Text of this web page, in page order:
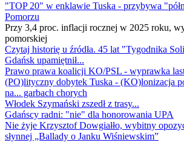
"TOP 20" w enklawie Tuska - przybywa
Pomorzu
Przy 3,4 proc. inflacji rocznej w 2025 roku,
pomorskiej
Czytaj historię u źródła. 45 lat "Tygodnika
Gdańsk upamiętnił...
Prawo prawa koalicji KO/PSL - wyprawka
(PO)lityczny dobytek Tuska - (KO)lonizacja
na... garbach chorych
Włodek Szymański zszedł z trasy...
Gdańscy radni: "nie" dla honorowania UPA
Nie żyje Krzysztof Dowgiałło, wybitny
słynnej „Ballady o Janku Wiśniewskim”